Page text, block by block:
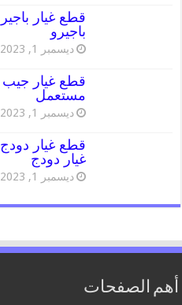
باجيرو
ديسمبر 1, 2023
مستعمل
ديسمبر 1, 2023
غيار دودج
ديسمبر 1, 2023
أهم الصفحات